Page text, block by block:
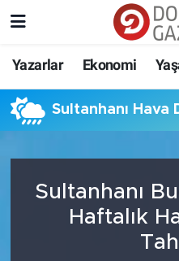
Yazarlar Ekonomi
Sultanhanı Hava
Sultanhanı
Haftalık